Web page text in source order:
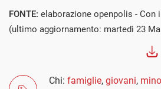
FONTE: elaborazione openpolis - Con
(ultimo aggiornamento: martedì 23
Chi: famiglie, giovani,